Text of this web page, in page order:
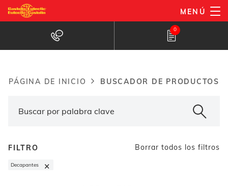
Pasar
al
principal
MENÚ
Buscador de productos
0
PÁGINA DE INICIO BUSCADOR DE PRODUCTOS
FILTRO Borrar todos los filtros
Decapantes ×